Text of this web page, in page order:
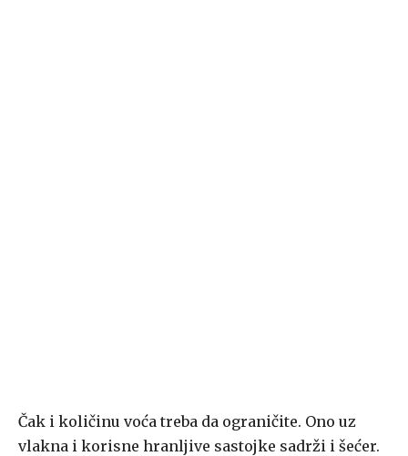
Čak i količinu voća treba da ograničite. Ono uz
vlakna i korisne hranljive sastojke sadrži i šećer.